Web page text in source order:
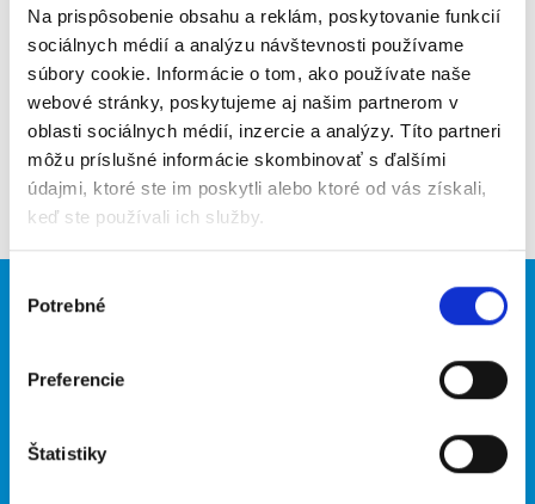
Na prispôsobenie obsahu a reklám, poskytovanie funkcií
sociálnych médií a analýzu návštevnosti používame
súbory cookie. Informácie o tom, ako používate naše
webové stránky, poskytujeme aj našim partnerom v
oblasti sociálnych médií, inzercie a analýzy. Títo partneri
môžu príslušné informácie skombinovať s ďalšími
údajmi, ktoré ste im poskytli alebo ktoré od vás získali,
keď ste používali ich služby.
súhlasu
Potrebné
Preferencie
Štatistiky
Upozorniť na inzerát
Pridať do obľúbených
Späť
Brigádnici
Hľadané brigády
O portáli Naše ďalšie projekty